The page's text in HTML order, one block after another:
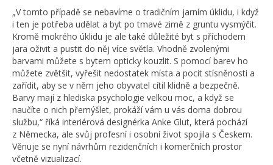
„V tomto případě se nebavíme o tradičním jarním úklidu, i když
i ten je potřeba udělat a byt po tmavé zimě z gruntu vysmýčit.
Kromě mokrého úklidu je ale také důležité byt s příchodem
jara oživit a pustit do něj více světla. Vhodně zvolenými
barvami můžete s bytem opticky kouzlit. S pomocí barev ho
můžete zvětšit, vyřešit nedostatek místa a pocit stísněnosti a
zařídit, aby se v něm jeho obyvatel cítil klidně a bezpečně.
Barvy mají z hlediska psychologie velkou moc, a když se
naučíte o nich přemýšlet, prokáží vám u vás doma dobrou
službu,“ říká interiérová designérka Anke Glut, která pochází
z Německa, ale svůj profesní i osobní život spojila s Českem.
Věnuje se nyní návrhům rezidenčních i komerčních prostor
včetně vizualizací.